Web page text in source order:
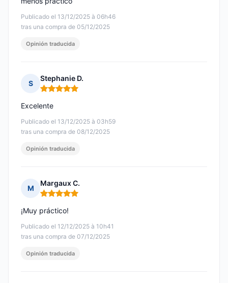
Publicado el 13/12/2025 à 06h46
tras una compra de 05/12/2025
Opinión traducida
S
Stephanie D.
Nota: 5 de 5
Publicado el 13/12/2025 à 03h59
tras una compra de 08/12/2025
Excelente
Opinión traducida
M
Margaux C.
Nota: 5 de 5
Publicado el 12/12/2025 à 10h41
tras una compra de 07/12/2025
¡Muy práctico!
Opinión traducida